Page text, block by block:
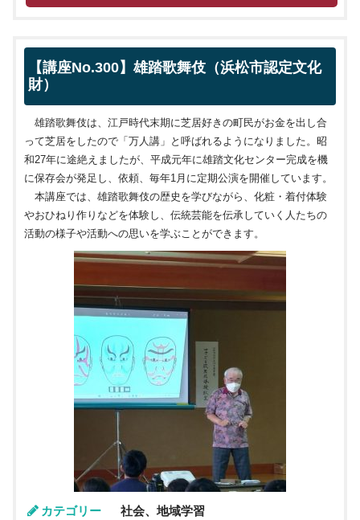
【講座No.300】雄踏歌舞伎（浜松市認定文化
財）
雄踏歌舞伎は、江戸時代末期に芝居好きの町民がお金を出し合
って芝居をしたので「万人講」と呼ばれるようになりました。昭
和27年に途絶えましたが、平成元年に雄踏文化センター完成を機
に保存会が発足し、依頼、毎年1月に定期公演を開催しています。
本講座では、雄踏歌舞伎の歴史を学びながら、化粧・着付体験
やおひねり作りなどを体験し、伝統芸能を伝承していく人たちの
活動の様子や活動への思いを学ぶことができます。
カテゴリー
社会、地域学習